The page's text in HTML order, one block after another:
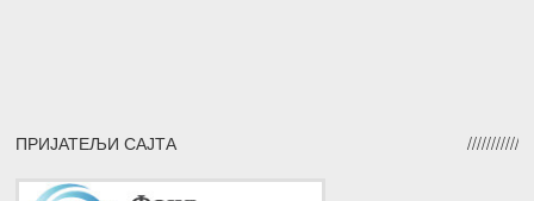
ПРИЈАТЕЉИ САЈТА